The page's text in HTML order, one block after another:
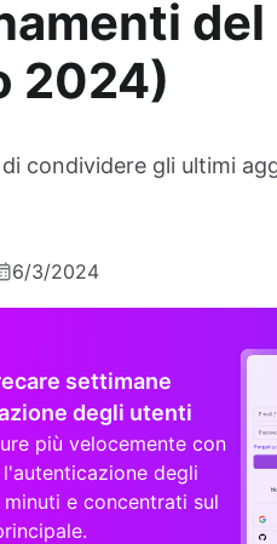
2024)
condividere gli ultimi
6/3/2024
settimane
degli utenti
più velocemente con
degli
e concentrati sul